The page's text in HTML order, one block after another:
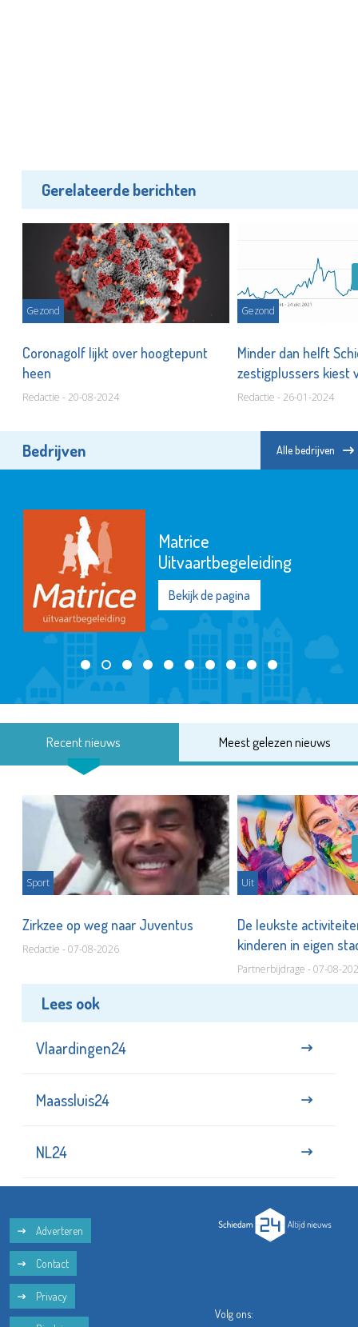
Gerelateerde berichten
Gezond
Coronagolf lijkt over hoogtepunt
heen
Redactie - 20-08-2024
Gezond
Minder dan helft
zestigplussers kiest
Redactie - 26-01-2024
Bedrijven Alle bedrijven
Matrice
Uitvaartbegeleiding
Bekijk de pagina
Recent nieuws Meest gelezen nieuws
Sport
Zirkzee op weg naar Juventus
Redactie - 07-08-2026
Uit
De leukste
kinderen in eigen
Partnerbijdrage - 07-08-
Lees ook
Vlaardingen24
Maassluis24
NL24
Adverteren
Contact
Privacy
Volg ons: